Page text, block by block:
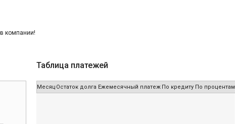
Таблица платежей
Месяц Остаток долга Ежемесячный платеж По кредиту По процентам